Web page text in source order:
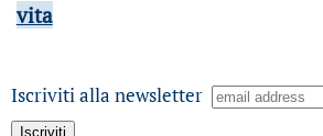
vita
Iscriviti alla newsletter